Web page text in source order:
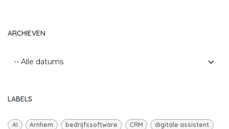
ARCHIEVEN
LABELS
AI Arnhem bedrijfssoftware CRM digitale assistent